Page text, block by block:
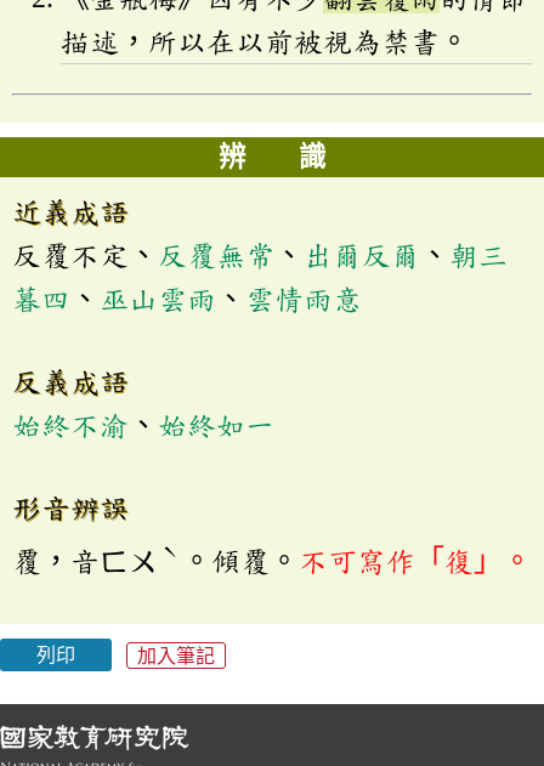
描述，所以在以前被視為禁書。
辨 識
近義成語
反覆不定、 反覆無常 、 出爾反爾 、 朝三
暮四 、 巫山雲雨 、 雲情雨意
反義成語
始終不渝 、 始終如一
形音辨誤
覆，音ㄈㄨ ˋ 。傾覆。 不可寫作「復」。
列印 加入筆記